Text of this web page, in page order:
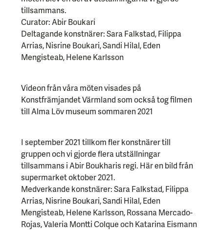
tillsammans.
Curator: Abir Boukari
Deltagande konstnärer: Sara Falkstad, Filippa
Arrias, Nisrine Boukari, Sandi Hilal, Eden
Mengisteab, Helene Karlsson
Videon från våra möten visades på
Konstfrämjandet Värmland som också tog filmen
till Alma Löv museum sommaren 2021
I september 2021 tillkom fler konstnärer till
gruppen och vi gjorde flera utställningar
tillsammans i Abir Boukharis regi. Här en bild från
supermarket oktober 2021.
Medverkande konstnärer: Sara Falkstad, Filippa
Arrias, Nisrine Boukari, Sandi Hilal, Eden
Mengisteab, Helene Karlsson, Rossana Mercado-
Rojas, Valeria Montti Colque och Katarina Eismann